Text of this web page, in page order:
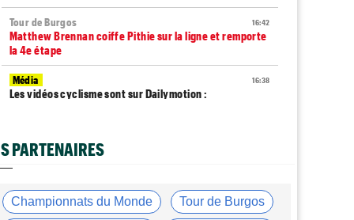
16:42
Tour de Burgos
Matthew Brennan coiffe Pithie sur la ligne et remporte
la 4e étape
16:38
Média
Les vidéos cyclisme sont sur Dailymotion :
Jan Christen s'offre la 5e étape, trois français dans le
top 5
16:24
Tour de France Femmes
La startlist complète du Tour Femmes... déjà 16
PARTENAIRES
Championnats du Monde Tour de Burgos